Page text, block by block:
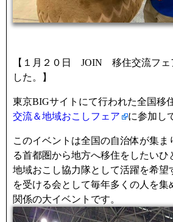
【１月２０日 JOIN 移住交流フェ
した。】
東京BIGサイトにて行われた全国移
交流＆地域おこしフェア
に参加し
このイベントは全国の自治体が集ま
る首都圏から地方へ移住をしたいひ
地域おこし協力隊として活躍を希望
を受ける会として毎年多くの人を集
関係の大イベントです。